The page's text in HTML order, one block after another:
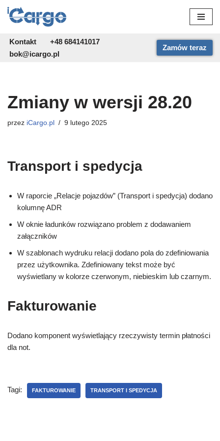
do
treści
Kontakt
+48 684141017
bok@icargo.pl
Zamów teraz
Zmiany w wersji 28.20
przez iCargo.pl 9 lutego 2025
Transport i spedycja
W raporcie „Relacje pojazdów” (Transport i spedycja) dodano
kolumnę ADR
W oknie ładunków rozwiązano problem z dodawaniem
załączników
W szablonach wydruku relacji dodano pola do zdefiniowania
przez użytkownika. Zdefiniowany tekst może być
wyświetlany w kolorze czerwonym, niebieskim lub czarnym.
Fakturowanie
Dodano komponent wyświetlający rzeczywisty termin płatności
dla not.
Tagi: FAKTUROWANIE TRANSPORT I SPEDYCJA